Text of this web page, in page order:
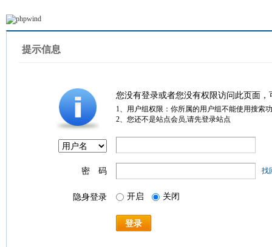
提示信息
您没有登录或者您没有权限访问此页面
1、用户组权限：你所属的用户组不能使用搜索
2、您还不是站点会员,请先登录站点
密 码 找
隐身登录 开启 关闭
登录